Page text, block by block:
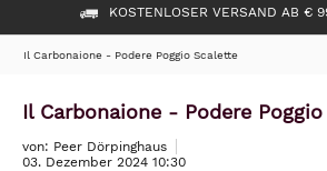
KOSTENLOSER VERSAND AB €
Il Carbonaione - Podere Poggio Scalette
Il Carbonaione - Podere
von: Peer Dörpinghaus
03. Dezember 2024 10:30